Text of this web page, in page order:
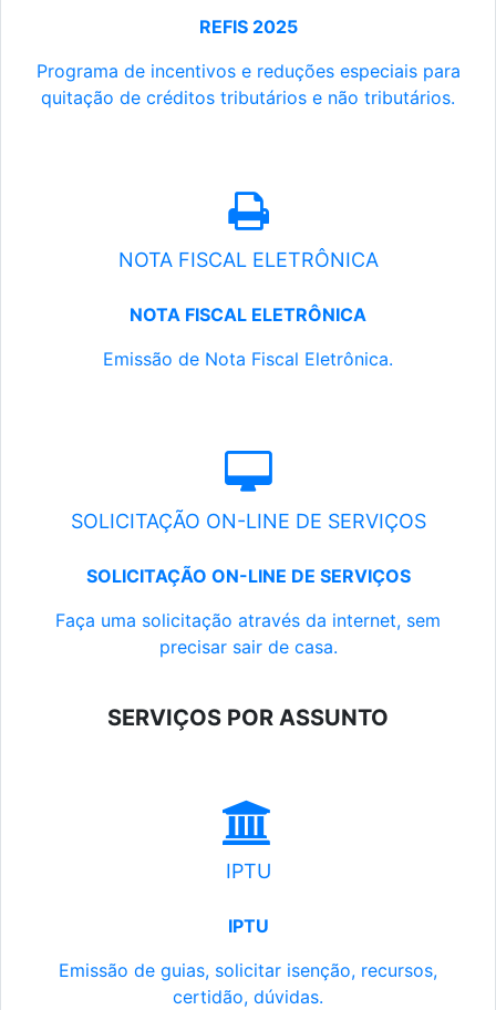
REFIS 2025
Programa de incentivos e reduções especiais para
quitação de créditos tributários e não tributários.
NOTA FISCAL ELETRÔNICA
NOTA FISCAL ELETRÔNICA
Emissão de Nota Fiscal Eletrônica.
SOLICITAÇÃO ON-LINE DE SERVIÇOS
SOLICITAÇÃO ON-LINE DE SERVIÇOS
Faça uma solicitação através da internet, sem
precisar sair de casa.
SERVIÇOS POR ASSUNTO
IPTU
IPTU
Emissão de guias, solicitar isenção, recursos,
certidão, dúvidas.